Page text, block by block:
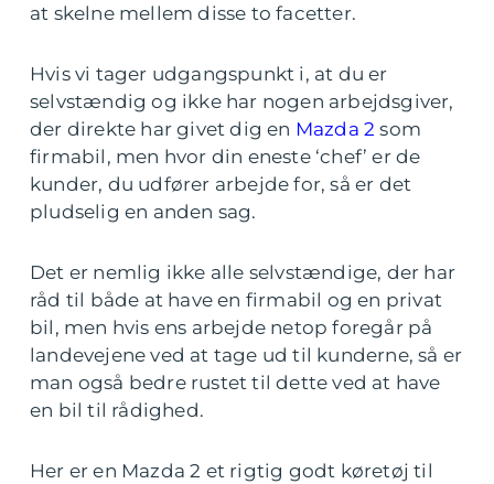
at skelne mellem disse to facetter.
Hvis vi tager udgangspunkt i, at du er
selvstændig og ikke har nogen arbejdsgiver,
der direkte har givet dig en Mazda 2 som
firmabil, men hvor din eneste ‘chef’ er de
kunder, du udfører arbejde for, så er det
pludselig en anden sag.
Det er nemlig ikke alle selvstændige, der har
råd til både at have en firmabil og en privat
bil, men hvis ens arbejde netop foregår på
landevejene ved at tage ud til kunderne, så er
man også bedre rustet til dette ved at have
en bil til rådighed.
Her er en Mazda 2 et rigtig godt køretøj til